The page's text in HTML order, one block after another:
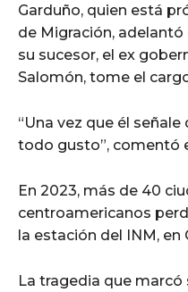
Garduño, quien está
de Migración,
su sucesor, el ex
Salomón, tome el
“Una vez que él
todo gusto”, comentó
En 2023, más de 40
centroamericanos
la estación del INM, en
La tragedia que marcó